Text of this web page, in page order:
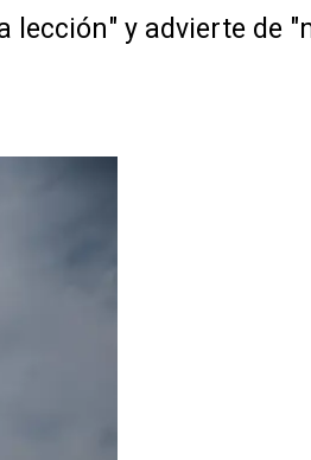
lección" y advierte de